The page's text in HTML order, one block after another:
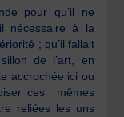
pour qu’il ne
nécessaire à la
; qu’il fallait
de l’art, en
accrochée ici ou
ces mêmes
reliées les uns